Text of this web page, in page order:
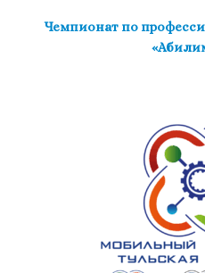
Чемпионат по